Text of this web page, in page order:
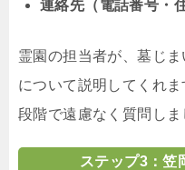
連絡先（電話番号・
霊園の担当者が、墓じ
について説明してくれ
段階で遠慮なく質問しま
ステップ3：笠